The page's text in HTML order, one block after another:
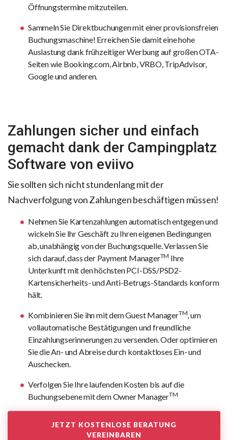
Öffnungstermine mitzuteilen.
Sammeln Sie Direktbuchungen mit einer provisionsfreien
Buchungsmaschine! Erreichen Sie damit eine hohe
Auslastung dank frühzeitiger Werbung auf großen OTA-
Seiten wie Booking.com, Airbnb, VRBO, TripAdvisor,
Google und anderen.
Zahlungen sicher und einfach
gemacht dank der Campingplatz
Software von eviivo
Sie sollten sich nicht stundenlang mit der
Nachverfolgung von Zahlungen beschäftigen müssen!
Nehmen Sie Kartenzahlungen automatisch entgegen und
wickeln Sie Ihr Geschäft zu Ihren eigenen Bedingungen
ab, unabhängig von der Buchungsquelle. Verlassen Sie
sich darauf, dass der Payment ManagerTM Ihre
Unterkunft mit den höchsten PCI-DSS/PSD2-
Kartensicherheits- und Anti-Betrugs-Standards konform
hält.
Kombinieren Sie ihn mit dem Guest ManagerTM , um
vollautomatische Bestätigungen und freundliche
Einzahlungserinnerungen zu versenden. Oder optimieren
Sie die An- und Abreise durch kontaktloses Ein- und
Auschecken.
Verfolgen Sie Ihre laufenden Kosten bis auf die
Buchungsebene mit dem Owner ManagerTM
JETZT KOSTENLOSE BERATUNG
VEREINBAREN